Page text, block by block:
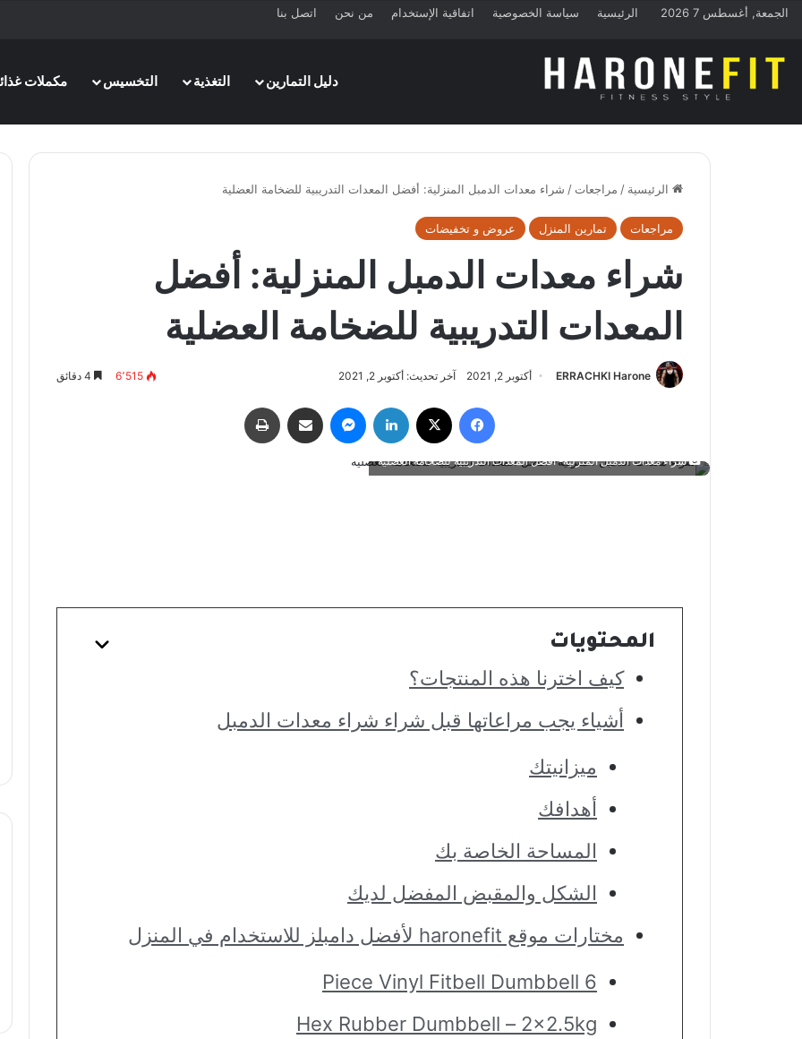
الجمعة, أغسطس 7 2026 الرئيسية سياسة الخصوصية اتفاقية الإستخدام من نحن اتصل بنا
دليل التمارين
التغذية التخسيس مكملات
الرئيسية / مراجعات / شراء معدات الدمبل المنزلية: أفضل المعدات التدريبية للضخامة العضلية
مراجعات تمارين المنزل عروض و تخفيضات
شراء معدات الدمبل المنزلية: أفضل
المعدات التدريبية للضخامة العضلية
ERRACHKI Harone أكتوبر 2, 2021 آخر تحديث: أكتوبر 2, 2021 6٬515
فيسبوك لينكدإن ماسنجر مشاركة عبر البريد
شراء معدات الدمبل المنزلية- أفضل المعدات التدريبية للضخامة العضلية
المحتويات
كيف اخترنا هذه المنتجات؟
أشياء يجب مراعاتها قبل شراء شراء معدات الدمبل
ميزانيتك
أهدافك
المساحة الخاصة بك
الشكل والمقبض المفضل لديك
مختارات موقع haronefit لأفضل دامبلز للاستخدام في المنزل
6 Piece Vinyl Fitbell Dumbbell
Hex Rubber Dumbbell – 2×2.5kg